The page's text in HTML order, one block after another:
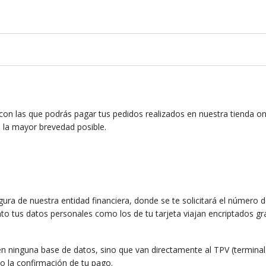
las que podrás pagar tus pedidos realizados en nuestra tienda
mayor brevedad posible.
de nuestra entidad financiera, donde se te solicitará el número
tus datos personales como los de tu tarjeta viajan encriptados
base de datos, sino que van directamente al TPV
la confirmación de tu pago.